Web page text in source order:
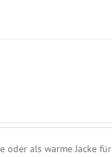
oder als warme Jacke für